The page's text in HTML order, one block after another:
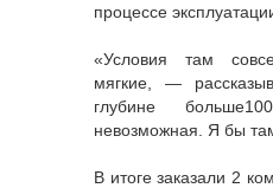
процессе
«Условия там
мягкие, —
глубине
невозможная. Я бы
В итоге заказали 2